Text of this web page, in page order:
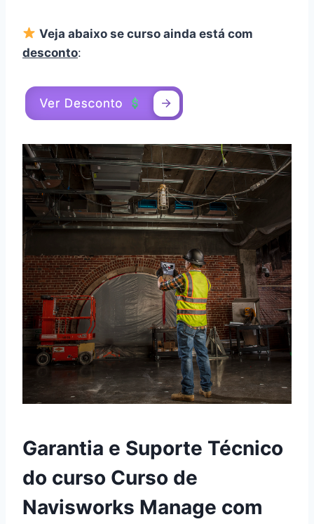
Veja abaixo se curso ainda está com
desconto:
Garantia e Suporte Técnico
do curso Curso de
Navisworks Manage com